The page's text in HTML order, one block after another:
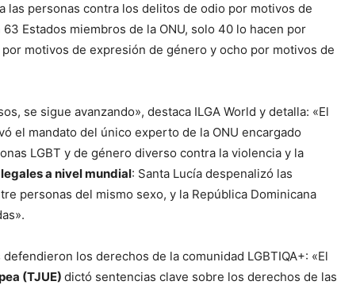
las personas contra los delitos de odio por motivos de
Estados miembros de la ONU, solo 40 lo hacen por
motivos de expresión de género y ocho por motivos de
se sigue avanzando», destaca ILGA World y detalla: «El
el mandato del único experto de la ONU encargado
LGBT y de género diverso contra la violencia y la
a nivel mundial: Santa Lucía despenalizó las
personas del mismo sexo, y la República Dominicana
los derechos de la comunidad LGBTIQA+: «El
(TJUE) dictó sentencias clave sobre los derechos de las